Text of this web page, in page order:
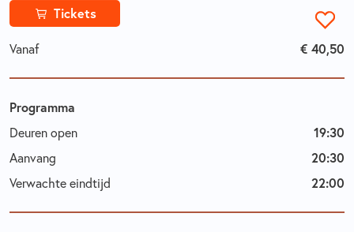
Tickets
Vanaf € 40,50
Programma
Deuren open
Aanvang
Verwachte eindtijd
19:30
20:30
22:00